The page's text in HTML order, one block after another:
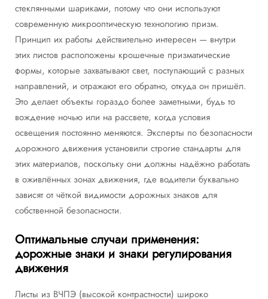
стеклянными шариками, потому что они используют
современную микрооптическую технологию призм.
Принцип их работы действительно интересен — внутри
этих листов расположены крошечные призматические
формы, которые захватывают свет, поступающий с разных
направлений, и отражают его обратно, откуда он пришёл.
Это делает объекты гораздо более заметными, будь то
вождение ночью или на рассвете, когда условия
освещения постоянно меняются. Эксперты по безопасности
дорожного движения установили строгие стандарты для
этих материалов, поскольку они должны надёжно работать
в оживлённых зонах движения, где водители буквально
зависят от чёткой видимости дорожных знаков для
собственной безопасности.
Оптимальные случаи применения:
дорожные знаки и знаки регулирования
движения
Листы из ВЧПЭ (высокой контрастности) широко